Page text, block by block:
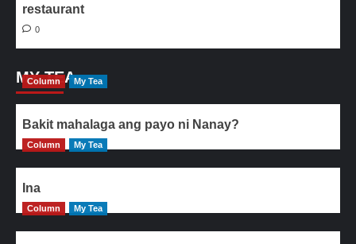
restaurant
0
MY TEA
Column My Tea
Bakit mahalaga ang payo ni Nanay?
Column My Tea
Ina
Column My Tea